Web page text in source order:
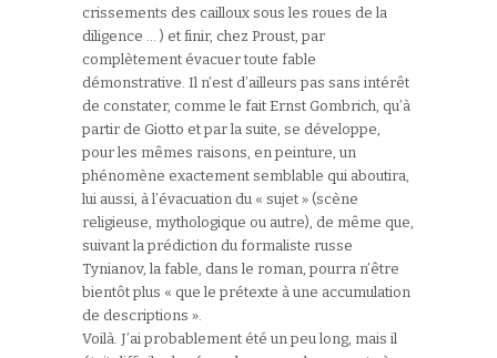
crissements des cailloux sous les roues de la
diligence … ) et finir, chez Proust, par
complètement évacuer toute fable
démonstrative. Il n’est d’ailleurs pas sans intérêt
de constater, comme le fait Ernst Gombrich, qu’à
partir de Giotto et par la suite, se développe,
pour les mêmes raisons, en peinture, un
phénomène exactement semblable qui aboutira,
lui aussi, à l’évacuation du « sujet » (scène
religieuse, mythologique ou autre), de même que,
suivant la prédiction du formaliste russe
Tynianov, la fable, dans le roman, pourra n’être
bientôt plus « que le prétexte à une accumulation
de descriptions ».
Voilà. J’ai probablement été un peu long, mais il